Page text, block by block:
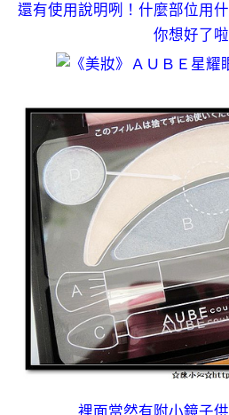
還有使用說明咧！什麼部位用
你想好了啦